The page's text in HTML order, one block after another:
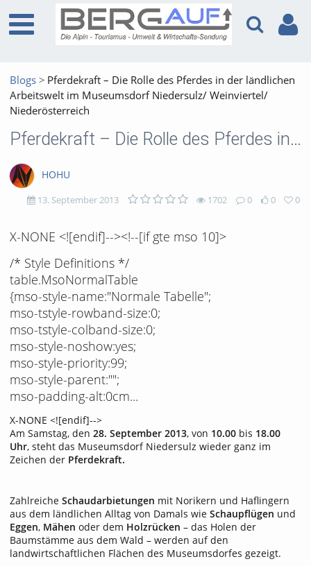
Blogs
Pferdekraft – Die Rolle des Pferdes in der ländlichen
Arbeitswelt im Museumsdorf Niedersulz/ Weinviertel/
Niederösterreich
Pferdekraft – Die Rolle des Pferdes in der ländlichen Arbeitswelt im Museumsdorf Niedersulz/ Weinviertel/ Niederösterreich
HOHU
13. September 2013 1702
1702
0 0 0
X-NONE <![endif]--><!--[if gte mso 10]>
/* Style Definitions */
table.MsoNormalTable
{mso-style-name:"Normale Tabelle";
mso-tstyle-rowband-size:0;
mso-tstyle-colband-size:0;
mso-style-noshow:yes;
mso-style-priority:99;
mso-style-parent:"";
mso-padding-alt:0cm...
X-NONE <![endif]-->
Am Samstag, den 28. September 2013, von 10.00 bis 18.00
Uhr, steht das Museumsdorf Niedersulz wieder ganz im
Zeichen der Pferdekraft.
Zahlreiche Schaudarbietungen mit Norikern und Haflingern
aus dem ländlichen Alltag von Damals wie Schaupflügen und
Eggen, Mähen oder dem Holzrücken – das Holen der
Baumstämme aus dem Wald – werden auf den
landwirtschaftlichen Flächen des Museumsdorfes gezeigt.